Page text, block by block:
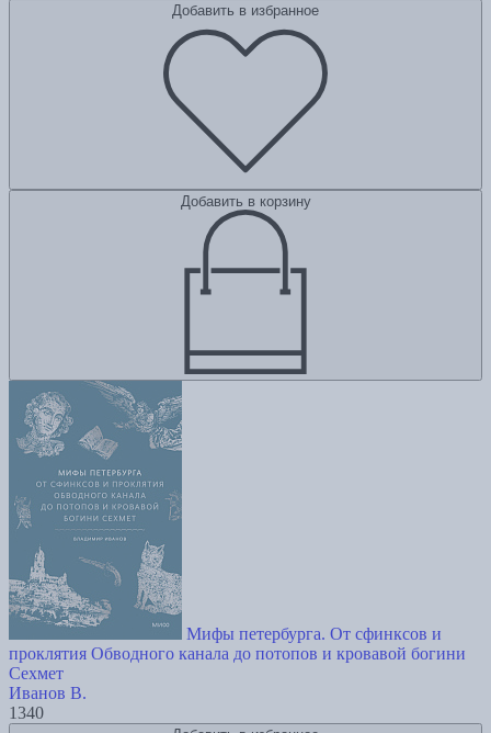
Добавить в избранное
Добавить в корзину
Мифы петербурга. От сфинксов и
проклятия Обводного канала до потопов и кровавой богини
Сехмет
Иванов В.
1340